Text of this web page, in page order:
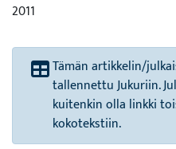
2011
Tämän artikkelin/
tallennettu Jukuriin.
kuitenkin olla linkki
kokotekstiin.